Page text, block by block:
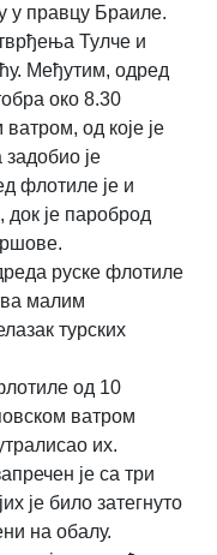
у правцу Браиле.
Тулче и
Међутим, одред
око 8.30
од које је
задобио је
флотиле је и
док је пароброд
руске флотиле
малим
турских
од 10
ватром
их.
је са три
је било затегнуто
на обалу.